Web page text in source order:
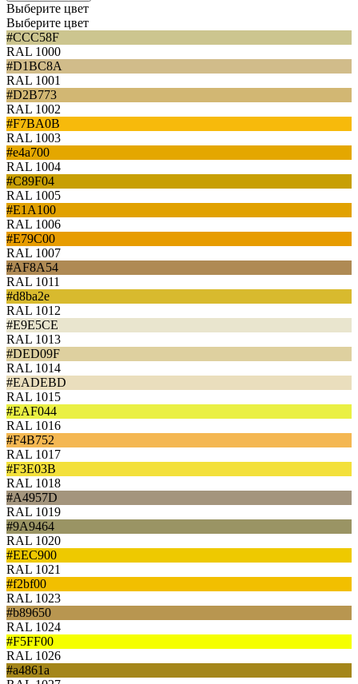
Выберите цвет
Выберите цвет
#CCC58F
RAL 1000
#D1BC8A
RAL 1001
#D2B773
RAL 1002
#F7BA0B
RAL 1003
#e4a700
RAL 1004
#C89F04
RAL 1005
#E1A100
RAL 1006
#E79C00
RAL 1007
#AF8A54
RAL 1011
#d8ba2e
RAL 1012
#E9E5CE
RAL 1013
#DED09F
RAL 1014
#EADEBD
RAL 1015
#EAF044
RAL 1016
#F4B752
RAL 1017
#F3E03B
RAL 1018
#A4957D
RAL 1019
#9A9464
RAL 1020
#EEC900
RAL 1021
#f2bf00
RAL 1023
#b89650
RAL 1024
#F5FF00
RAL 1026
#a4861a